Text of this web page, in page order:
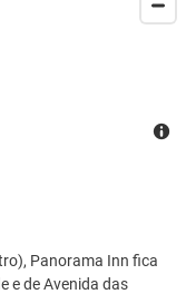
Panorama Inn fica
e de Avenida das